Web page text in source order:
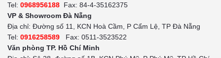
Tel: 0968956188 Fax: 84-4-35162375
VP & Showroom Đà Nẵng
Địa chỉ: Đường số 11, KCN Hoà Cầm, P Cẩm Lệ, TP Đà Nẵng
Tel: 0916258589 Fax: 0511-3523522
Văn phòng TP. Hồ Chí Minh